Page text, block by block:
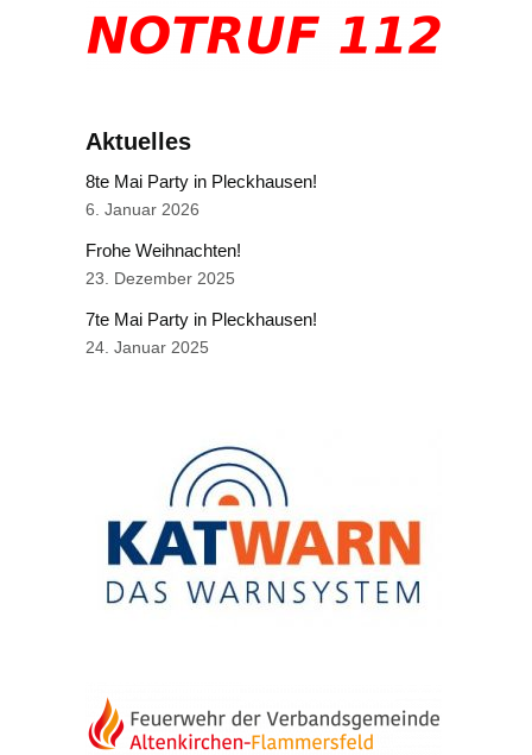
Aktuelles
8te Mai Party in Pleckhausen!
6. Januar 2026
Frohe Weihnachten!
23. Dezember 2025
7te Mai Party in Pleckhausen!
24. Januar 2025